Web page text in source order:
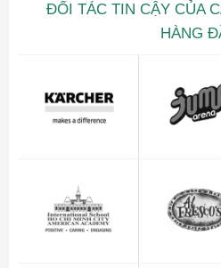
ĐỐI TÁC TIN CẬY CỦA
HÀNG